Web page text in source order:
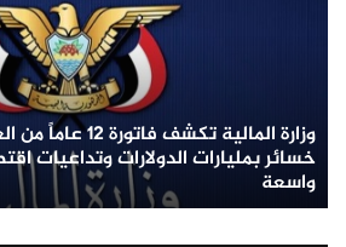
وزارة المالية تكشف
خسائر بمليارات الدولارات وتداعيات
واسعة